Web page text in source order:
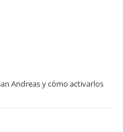
Andreas y cómo activarlos